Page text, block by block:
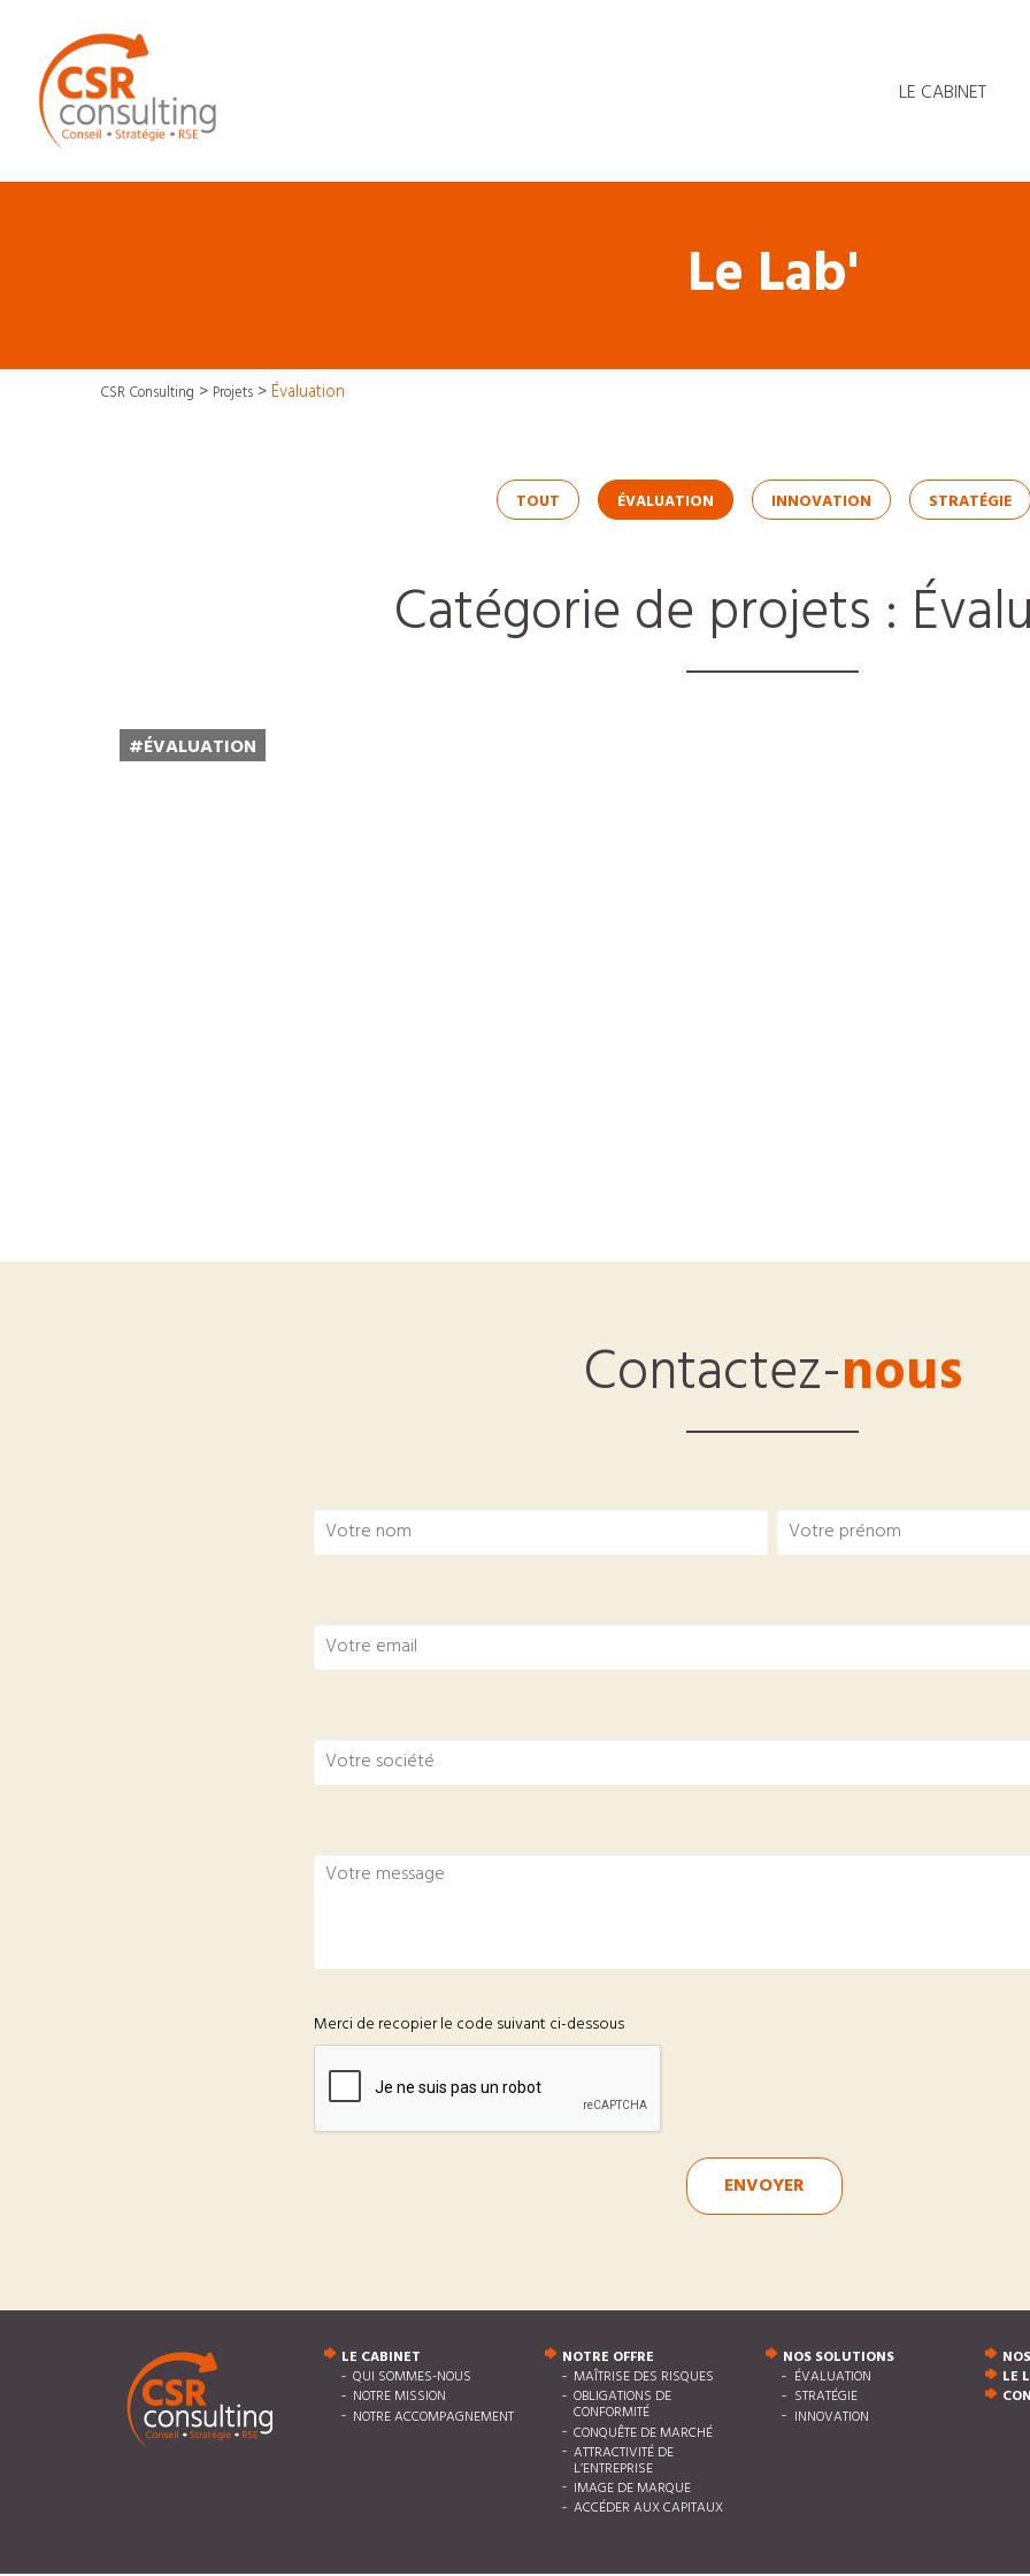
LE CABINET
Le Lab'
CSR Consulting > Projets > Évaluation
TOUT ÉVALUATION INNOVATION STRATÉGIE
Catégorie de projets :
#ÉVALUATION
Contactez-nous
Merci de recopier le code suivant ci-dessous
ENVOYER
LE CABINET
QUI SOMMES-NOUS
NOTRE MISSION
NOTRE ACCOMPAGNEMENT
NOTRE OFFRE
MAÎTRISE DES RISQUES
OBLIGATIONS DE
CONFORMITÉ
CONQUÊTE DE MARCHÉ
ATTRACTIVITÉ DE
L’ENTREPRISE
IMAGE DE MARQUE
ACCÉDER AUX CAPITAUX
NOS SOLUTIONS
ÉVALUATION
STRATÉGIE
INNOVATION
LE